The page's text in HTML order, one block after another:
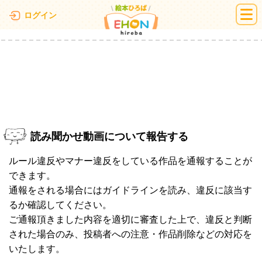
ログイン 絵本ひろば
読み聞かせ動画について報告する
ルール違反やマナー違反をしている作品を通報することが
できます。
通報をされる場合にはガイドラインを読み、違反に該当す
るか確認してください。
ご通報頂きました内容を適切に審査した上で、違反と判断
された場合のみ、投稿者への注意・作品削除などの対応を
いたします。